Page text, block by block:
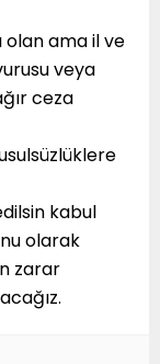
olan ama il ve
veya
ceza
kabul
olarak
zarar